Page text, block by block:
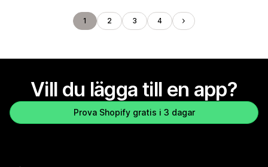
1 2 3 4
Vill du lägga till en app?
Prova Shopify gratis i 3 dagar